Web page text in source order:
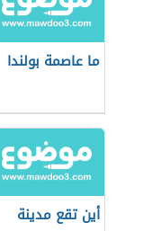
ما عاصمة بولندا
أين تقع مدينة